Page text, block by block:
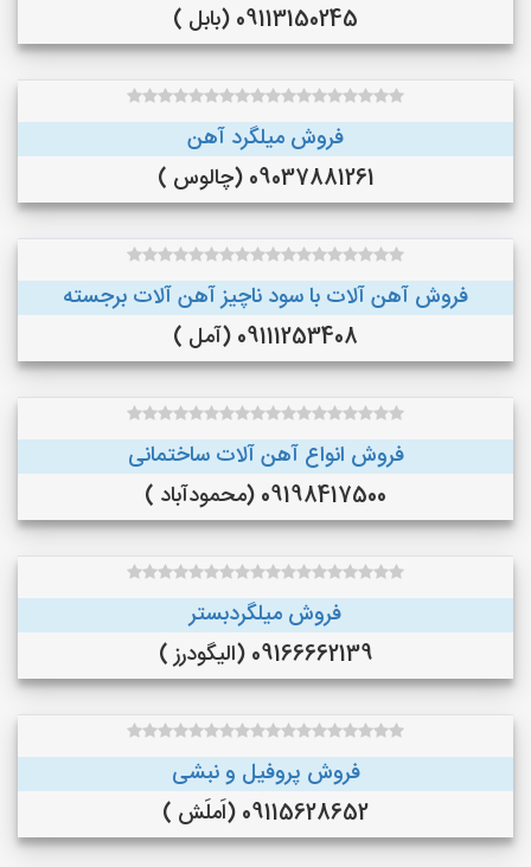
09113150245 (بابل )
فروش میلگرد آهن
09037881261 (چالوس )
فروش آهن آلات با سود ناچیز آهن آلات برجسته
09111253408 (آمل )
فروش انواع آهن آلات ساختمانی
09198417500 (محمودآباد )
فروش میلگردبستر
09166662139 (الیگودرز )
فروش پروفیل و نبشی
09115628652 (اَملَش )